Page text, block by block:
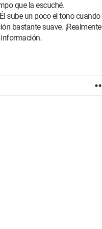
que la escuché.
sube un poco el tono cuando
bastante suave. ¡Realmente